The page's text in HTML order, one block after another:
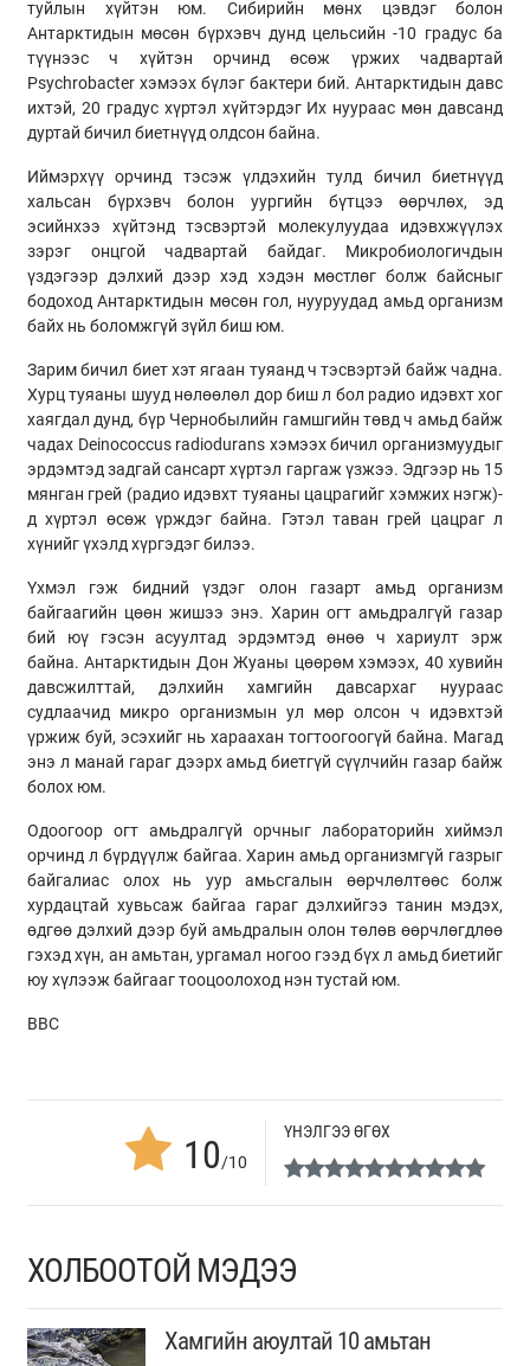
туйлын хүйтэн юм. Сибирийн мөнх цэвдэг болон
Антарктидын мөсөн бүрхэвч дунд цельсийн -10 градус ба
түүнээс ч хүйтэн орчинд өсөж үржих чадвартай
Psychrobacter хэмээх бүлэг бактери бий. Антарктидын давс
ихтэй, 20 градус хүртэл хүйтэрдэг Их нуураас мөн давсанд
дуртай бичил биетнүүд олдсон байна.
Иймэрхүү орчинд тэсэж үлдэхийн тулд бичил биетнүүд
хальсан бүрхэвч болон уургийн бүтцээ өөрчлөх, эд
эсийнхээ хүйтэнд тэсвэртэй молекулуудаа идэвхжүүлэх
зэрэг онцгой чадвартай байдаг. Микробиологичдын
үздэгээр дэлхий дээр хэд хэдэн мөстлөг болж байсныг
бодоход Антарктидын мөсөн гол, нууруудад амьд организм
байх нь боломжгүй зүйл биш юм.
Зарим бичил биет хэт ягаан туяанд ч тэсвэртэй байж чадна.
Хурц туяаны шууд нөлөөлөл дор биш л бол радио идэвхт хог
хаягдал дунд, бүр Чернобылийн гамшгийн төвд ч амьд байж
чадах Deinococcus radiodurans хэмээх бичил организмуудыг
эрдэмтэд задгай сансарт хүртэл гаргаж үзжээ. Эдгээр нь 15
мянган грей (радио идэвхт туяаны цацрагийг хэмжих нэгж)-
д хүртэл өсөж үрждэг байна. Гэтэл таван грей цацраг л
хүнийг үхэлд хүргэдэг билээ.
Үхмэл гэж бидний үздэг олон газарт амьд организм
байгаагийн цөөн жишээ энэ. Харин огт амьдралгүй газар
бий юү гэсэн асуултад эрдэмтэд өнөө ч хариулт эрж
байна. Антарктидын Дон Жуаны цөөрөм хэмээх, 40 хувийн
давсжилттай, дэлхийн хамгийн давсархаг нуураас
судлаачид микро организмын ул мөр олсон ч идэвхтэй
үржиж буй, эсэхийг нь хараахан тогтоогоогүй байна. Магад
энэ л манай гараг дээрх амьд биетгүй сүүлчийн газар байж
болох юм.
Одоогоор огт амьдралгүй орчныг лабораторийн хиймэл
орчинд л бүрдүүлж байгаа. Харин амьд организмгүй газрыг
байгалиас олох нь уур амьсгалын өөрчлөлтөөс болж
хурдацтай хувьсаж байгаа гараг дэлхийгээ танин мэдэх,
өдгөө дэлхий дээр буй амьдралын олон төлөв өөрчлөгдлөө
гэхэд хүн, ан амьтан, ургамал ногоо гээд бүх л амьд биетийг
юу хүлээж байгааг тооцоолоход нэн тустай юм.
BBC
10/10
ҮНЭЛГЭЭ ӨГӨХ
ХОЛБООТОЙ МЭДЭЭ
Хамгийн аюултай 10 амьтан